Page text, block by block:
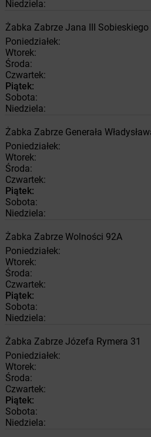
Niedziela:
Żabka Zabrze Jana III Sobieskiego
Poniedziałek:
Wtorek:
Środa:
Czwartek:
Piątek:
Sobota:
Niedziela:
Żabka Zabrze Generała
Poniedziałek:
Wtorek:
Środa:
Czwartek:
Piątek:
Sobota:
Niedziela:
Żabka Zabrze Wolności 92A
Poniedziałek:
Wtorek:
Środa:
Czwartek:
Piątek:
Sobota:
Niedziela:
Żabka Zabrze Józefa Rymera 31
Poniedziałek:
Wtorek:
Środa:
Czwartek:
Piątek:
Sobota:
Niedziela: